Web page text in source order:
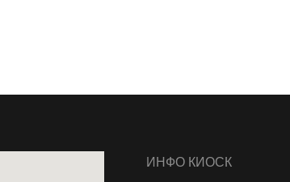
ИНФО КИОСК